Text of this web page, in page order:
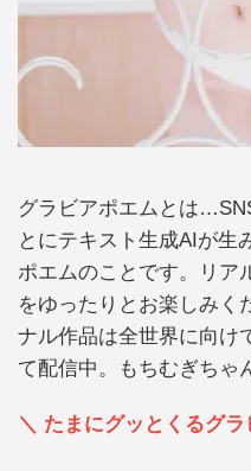
グラビアポエムとは
とにテキスト生成AIが生
ポエムのことです。リア
をゆったりとお楽しみく
ナル作品は全世界に向け
て配信中。もちむぎちゃ
＼ たまにグッとくるグ